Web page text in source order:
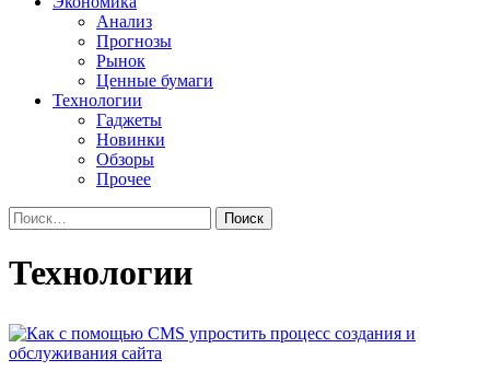
Анализ
Прогнозы
Рынок
Ценные бумаги
Технологии
Гаджеты
Новинки
Обзоры
Прочее
Найти:
Технологии